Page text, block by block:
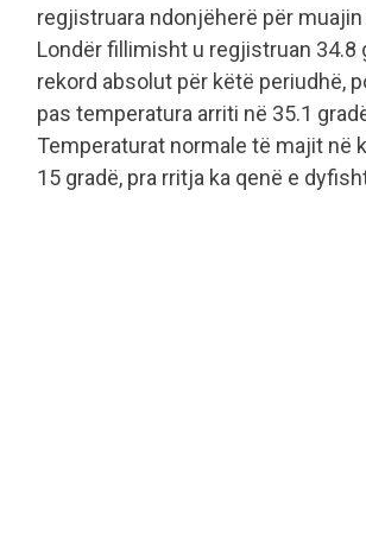
regjistruara ndonjëherë për muajin
Londër fillimisht u regjistruan 34.8
rekord absolut për këtë periudhë,
pas temperatura arriti në 35.1
Temperaturat normale të majit në
15 gradë, pra rritja ka qenë e